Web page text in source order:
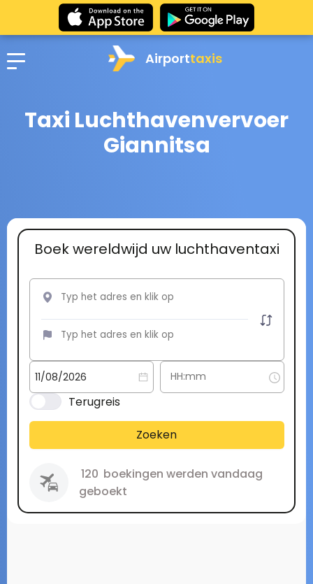
Airporttaxis
Taxi Luchthavenvervoer
Giannitsa
Boek wereldwijd uw luchthaventaxi
Terugreis
Zoeken
120 boekingen werden vandaag
geboekt